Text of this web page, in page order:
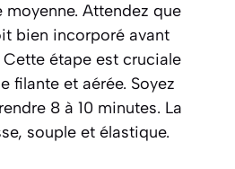
Attendez que
bien incorporé avant
Cette étape est cruciale
filante et aérée. Soyez
8 à 10 minutes. La
souple et élastique.